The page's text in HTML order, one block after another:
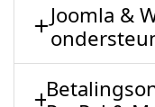
Joomla &